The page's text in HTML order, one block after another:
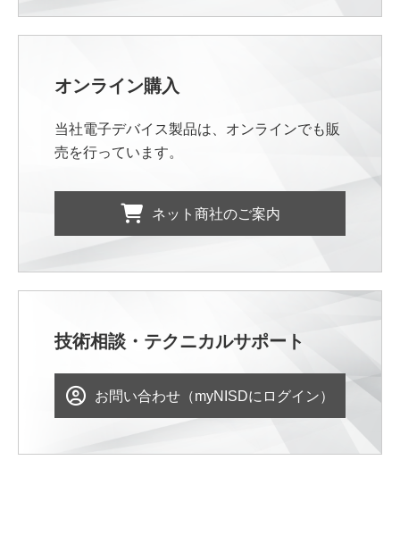
オンライン購入
当社電子デバイス製品は、オンラインでも販
売を行っています。
ネット商社のご案内
技術相談・テクニカルサポート
お問い合わせ（myNISDにログイン）